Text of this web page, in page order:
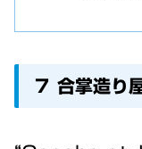
７ 合掌造り